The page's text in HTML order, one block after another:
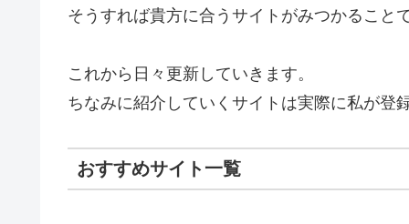
そうすれば貴方に合うサイトがみつかること
これから日々更新していきます。
ちなみに紹介していくサイトは実際に私が登
おすすめサイト一覧